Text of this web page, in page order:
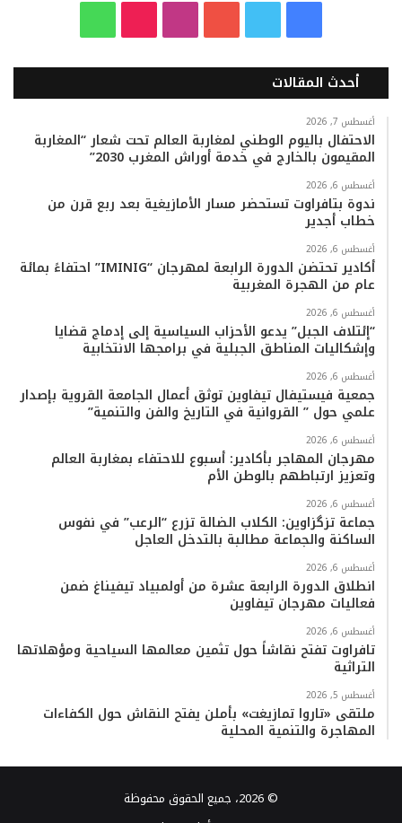
س
و
ك
ي
ت
ر
ت
ي
و
ب
س
ت
ق
ر
م
k
o
k
ت
س
ب
أحدث المقالات
أغسطس 7, 2026
الاحتفال باليوم الوطني لمغاربة العالم تحت شعار “المغاربة
المقيمون بالخارج في خدمة أوراش المغرب 2030”
أغسطس 6, 2026
ندوة بتافراوت تستحضر مسار الأمازيغية بعد ربع قرن من
خطاب أجدير
أغسطس 6, 2026
أكادير تحتضن الدورة الرابعة لمهرجان “IMINIG” احتفاءً بمائة
عام من الهجرة المغربية
أغسطس 6, 2026
“إئتلاف الجبل” يدعو الأحزاب السياسية إلى إدماج قضايا
وإشكاليات المناطق الجبلية في برامجها الانتخابية
أغسطس 6, 2026
جمعية فيستيفال تيفاوين توثق أعمال الجامعة القروية بإصدار
علمي حول ” القروانية في التاريخ والفن والتنمية”
أغسطس 6, 2026
مهرجان المهاجر بأكادير: أسبوع للاحتفاء بمغاربة العالم
وتعزيز ارتباطهم بالوطن الأم
أغسطس 6, 2026
جماعة تزگزاوين: الكلاب الضالة تزرع “الرعب” في نفوس
الساكنة والجماعة مطالبة بالتدخل العاجل
أغسطس 6, 2026
انطلاق الدورة الرابعة عشرة من أولمبياد تيفيناغ ضمن
فعاليات مهرجان تيفاوين
أغسطس 6, 2026
تافراوت تفتح نقاشاً حول تثمين معالمها السياحية ومؤهلاتها
التراثية
أغسطس 5, 2026
ملتقى «تاروا تمازيغت» بأملن يفتح النقاش حول الكفاءات
المهاجرة والتنمية المحلية
© 2026، جميع الحقوق محفوظة